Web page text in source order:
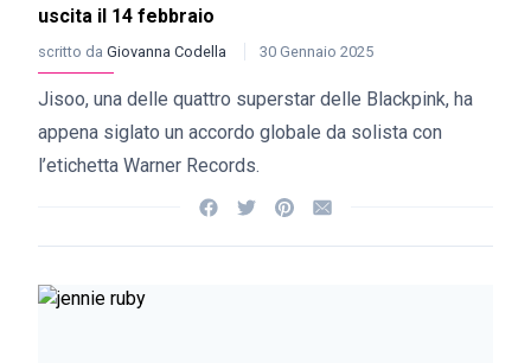
uscita il 14 febbraio
scritto da Giovanna Codella 30 Gennaio 2025
Jisoo, una delle quattro superstar delle Blackpink, ha
appena siglato un accordo globale da solista con
l’etichetta Warner Records.